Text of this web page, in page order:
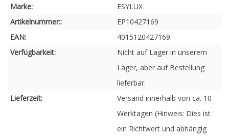
Marke:
ESYLUX
Artikelnummer::
EP10427169
EAN:
4015120427169
Verfügbarkeit:
Nicht auf Lager in unserem
Lager, aber auf Bestellung
lieferbar.
Lieferzeit:
Versand innerhalb von ca. 10
Werktagen (Hinweis: Dies ist
ein Richtwert und abhängig